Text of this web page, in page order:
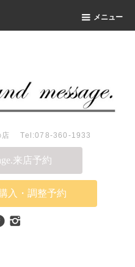
メニュー
店 Tel:078-360-1933
来店予約
入・調整予約